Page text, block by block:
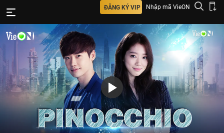
ĐĂNG KÝ VIP Nhập mã VieON